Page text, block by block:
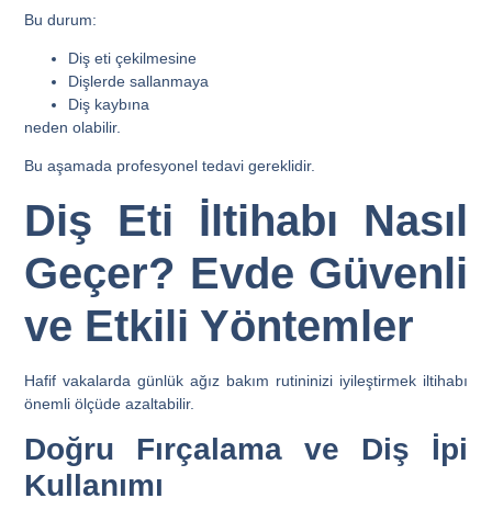
Bu durum:
Diş eti çekilmesine
Dişlerde sallanmaya
Diş kaybına
neden olabilir.
Bu aşamada profesyonel tedavi gereklidir.
Diş Eti İltihabı Nasıl
Geçer? Evde Güvenli
ve Etkili Yöntemler
Hafif vakalarda günlük ağız bakım rutininizi iyileştirmek iltihabı
önemli ölçüde azaltabilir.
Doğru Fırçalama ve Diş İpi
Kullanımı